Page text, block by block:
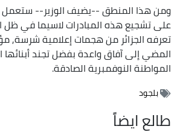
ومن هذا المنطق --يضيف الوزير-- ستعمل
على تشجيع هذه المبادرات لاسيما في ظل
تعرفه الجزائر من هجمات إعلامية شرسة,
المضي إلى آفاق واعدة بفضل تجند أبنائها
المواطنة النوفمبرية الصادقة.
بلجود
طالع ايضاً